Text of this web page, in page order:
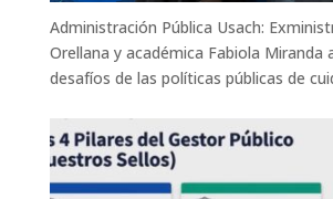
Administración Pública Usach:
Orellana y académica Fabiola Miranda
desafíos de las políticas públicas de